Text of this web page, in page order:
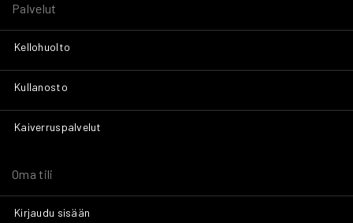
Palvelut
Kellohuolto
Kullanosto
Kaiverruspalvelut
Oma tili
Kirjaudu sisään